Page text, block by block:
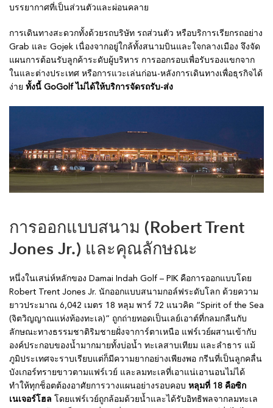
บรรยากาศที่เป็นส่วนตัวและผ่อนคลาย
การเดินทางสะดวกทั้งด้วยรถบริษัท รถส่วนตัว หรือบริการเรียกรถอย่าง
Grab และ Gojek เนื่องจากอยู่ใกล้ทั้งสนามบินและใจกลางเมือง จึงจัด
แผนการต้อนรับลูกค้าระดับผู้บริหาร การออกรอบเพื่อรับรองแขกจาก
ในและต่างประเทศ หรือการแวะเล่นก่อน-หลังการเดินทางเพื่อธุรกิจได้
ง่าย ทั้งนี้ GoGolf ไม่ได้ให้บริการจัดรถรับ-ส่ง
การออกแบบสนาม (Robert Trent
Jones Jr.) และคุณลักษณะ
หนึ่งในเสน่ห์หลักของ Damai Indah Golf – PIK คือการออกแบบโดย
Robert Trent Jones Jr. นักออกแบบสนามกอล์ฟระดับโลก ด้วยความ
ยาวประมาณ 6,042 เมตร 18 หลุม พาร์ 72 แนวคิด “Spirit of the Sea
(จิตวิญญาณแห่งท้องทะเล)” ถูกถ่ายทอดเป็นเลย์เอาต์ที่กลมกลืนกับ
ลักษณะทางธรรมชาติริมชายฝั่งจาการ์ตาเหนือ แฟร์เวย์ผสานเข้ากับ
องค์ประกอบของน้ำมากมายทั้งบ่อน้ำ ทะเลสาบเทียม และลำธาร แม้
ภูมิประเทศจะราบเรียบแต่ก็มีความยากอย่างเพียงพอ กรีนที่เป็นลูกคลื่น
บังเกอร์ทรายขาวตามแฟร์เวย์ และลมทะเลที่เอาแน่เอานอนไม่ได้
ทำให้ทุกช็อตต้องอาศัยการวางแผนอย่างรอบคอบ หลุมที่ 18 คือซิก
เนเจอร์โฮล โดยแฟร์เวย์ถูกล้อมด้วยน้ำและได้รับอิทธิพลจากลมทะเล